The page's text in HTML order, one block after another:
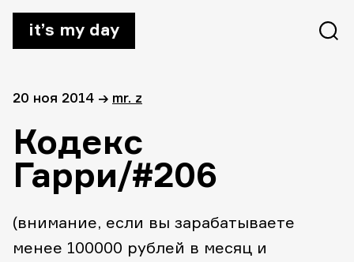
it’s my day
20 ноя 2014 → mr. z
Кодекс
Гарри/#206
(внимание, если вы зарабатываете
менее 100000 рублей в месяц и